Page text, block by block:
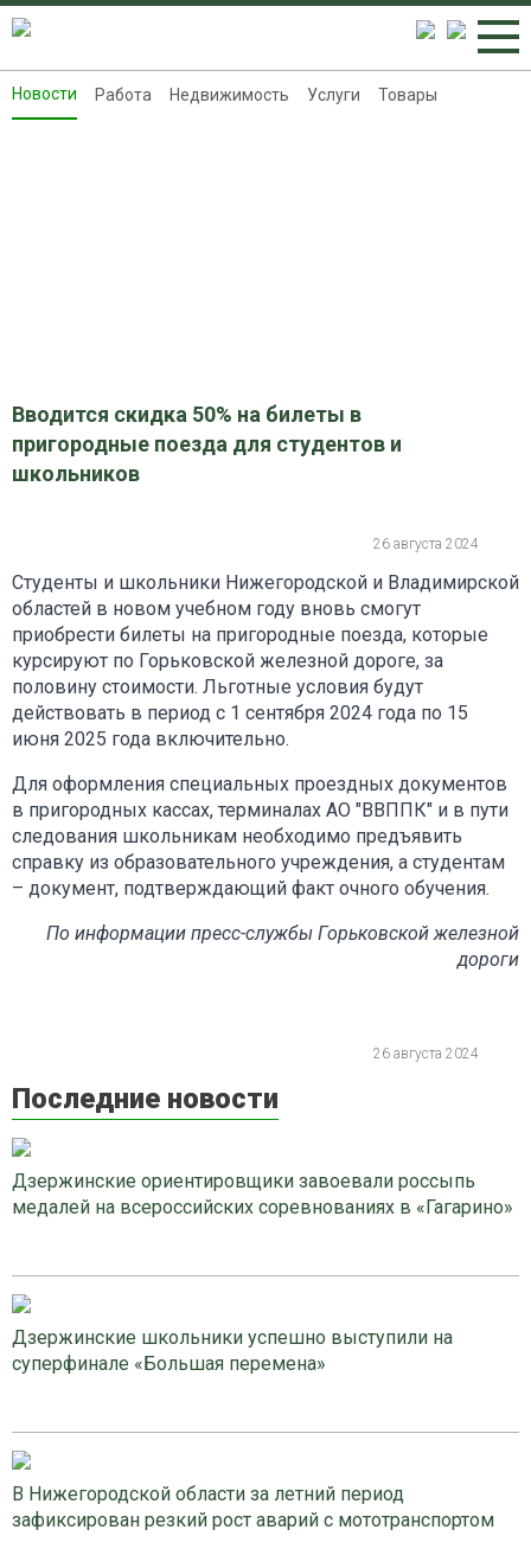
Новости
Новости Работа Недвижимость Услуги Товары
Вводится скидка 50% на билеты в
пригородные поезда для студентов и
школьников
26 августа 2024
Студенты и школьники Нижегородской и Владимирской
областей в новом учебном году вновь смогут
приобрести билеты на пригородные поезда, которые
курсируют по Горьковской железной дороге, за
половину стоимости. Льготные условия будут
действовать в период с 1 сентября 2024 года по 15
июня 2025 года включительно.
Для оформления специальных проездных документов
в пригородных кассах, терминалах АО "ВВППК" и в пути
следования школьникам необходимо предъявить
справку из образовательного учреждения, а студентам
– документ, подтверждающий факт очного обучения.
По информации пресс-службы Горьковской железной
дороги
26 августа 2024
Последние новости
Дзержинские ориентировщики завоевали россыпь
медалей на всероссийских соревнованиях в «Гагарино»
Дзержинские школьники успешно выступили на
суперфинале «Большая перемена»
В Нижегородской области за летний период
зафиксирован резкий рост аварий с мототранспортом